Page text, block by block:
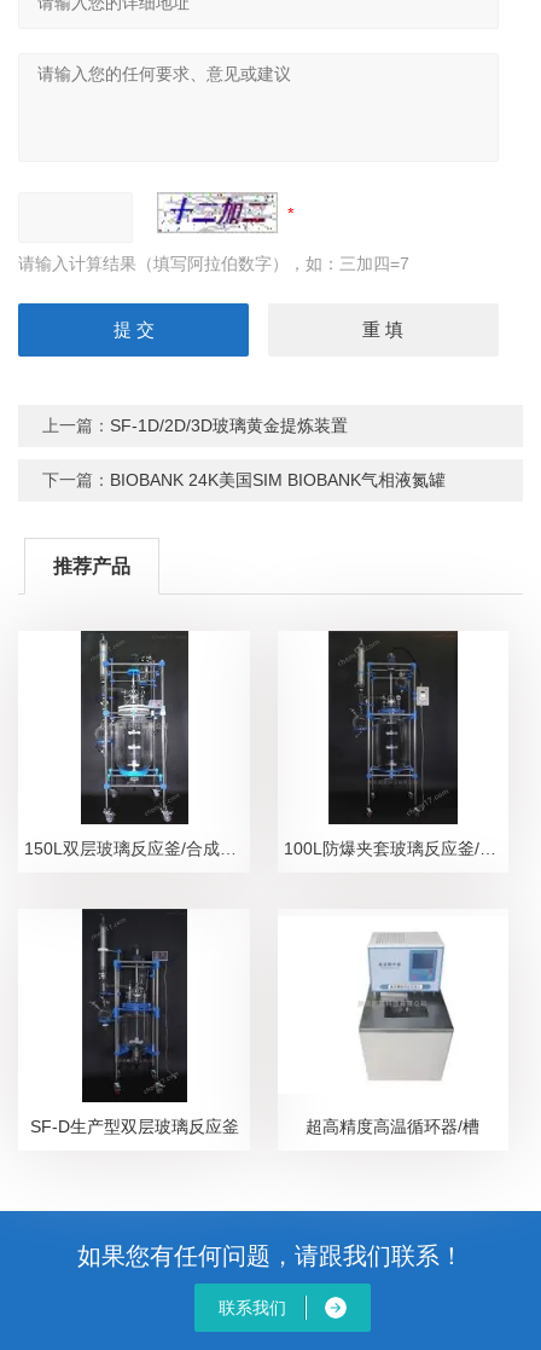
请输入计算结果（填写阿拉伯数字），如：三加四=7
上一篇： SF-1D/2D/3D玻璃黄金提炼装置
下一篇： BIOBANK 24K美国SIM BIOBANK气相液氮罐
推荐产品
100L防爆夹套玻璃反应釜/隔爆安全防护设备
SF-D生产型双层玻璃反应釜 超高精度高温循环器/槽
如果您有任何问题，请跟我们联系！
联系我们